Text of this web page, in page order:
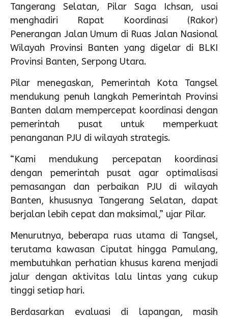
Tangerang Selatan, Pilar Saga Ichsan, usai
menghadiri Rapat Koordinasi (Rakor)
Penerangan Jalan Umum di Ruas Jalan Nasional
Wilayah Provinsi Banten yang digelar di BLKI
Provinsi Banten, Serpong Utara.
Pilar menegaskan, Pemerintah Kota Tangsel
mendukung penuh langkah Pemerintah Provinsi
Banten dalam mempercepat koordinasi dengan
pemerintah pusat untuk memperkuat
penanganan PJU di wilayah strategis.
“Kami mendukung percepatan koordinasi
dengan pemerintah pusat agar optimalisasi
pemasangan dan perbaikan PJU di wilayah
Banten, khususnya Tangerang Selatan, dapat
berjalan lebih cepat dan maksimal,” ujar Pilar.
Menurutnya, beberapa ruas utama di Tangsel,
terutama kawasan Ciputat hingga Pamulang,
membutuhkan perhatian khusus karena menjadi
jalur dengan aktivitas lalu lintas yang cukup
tinggi setiap hari.
Berdasarkan evaluasi di lapangan, masih